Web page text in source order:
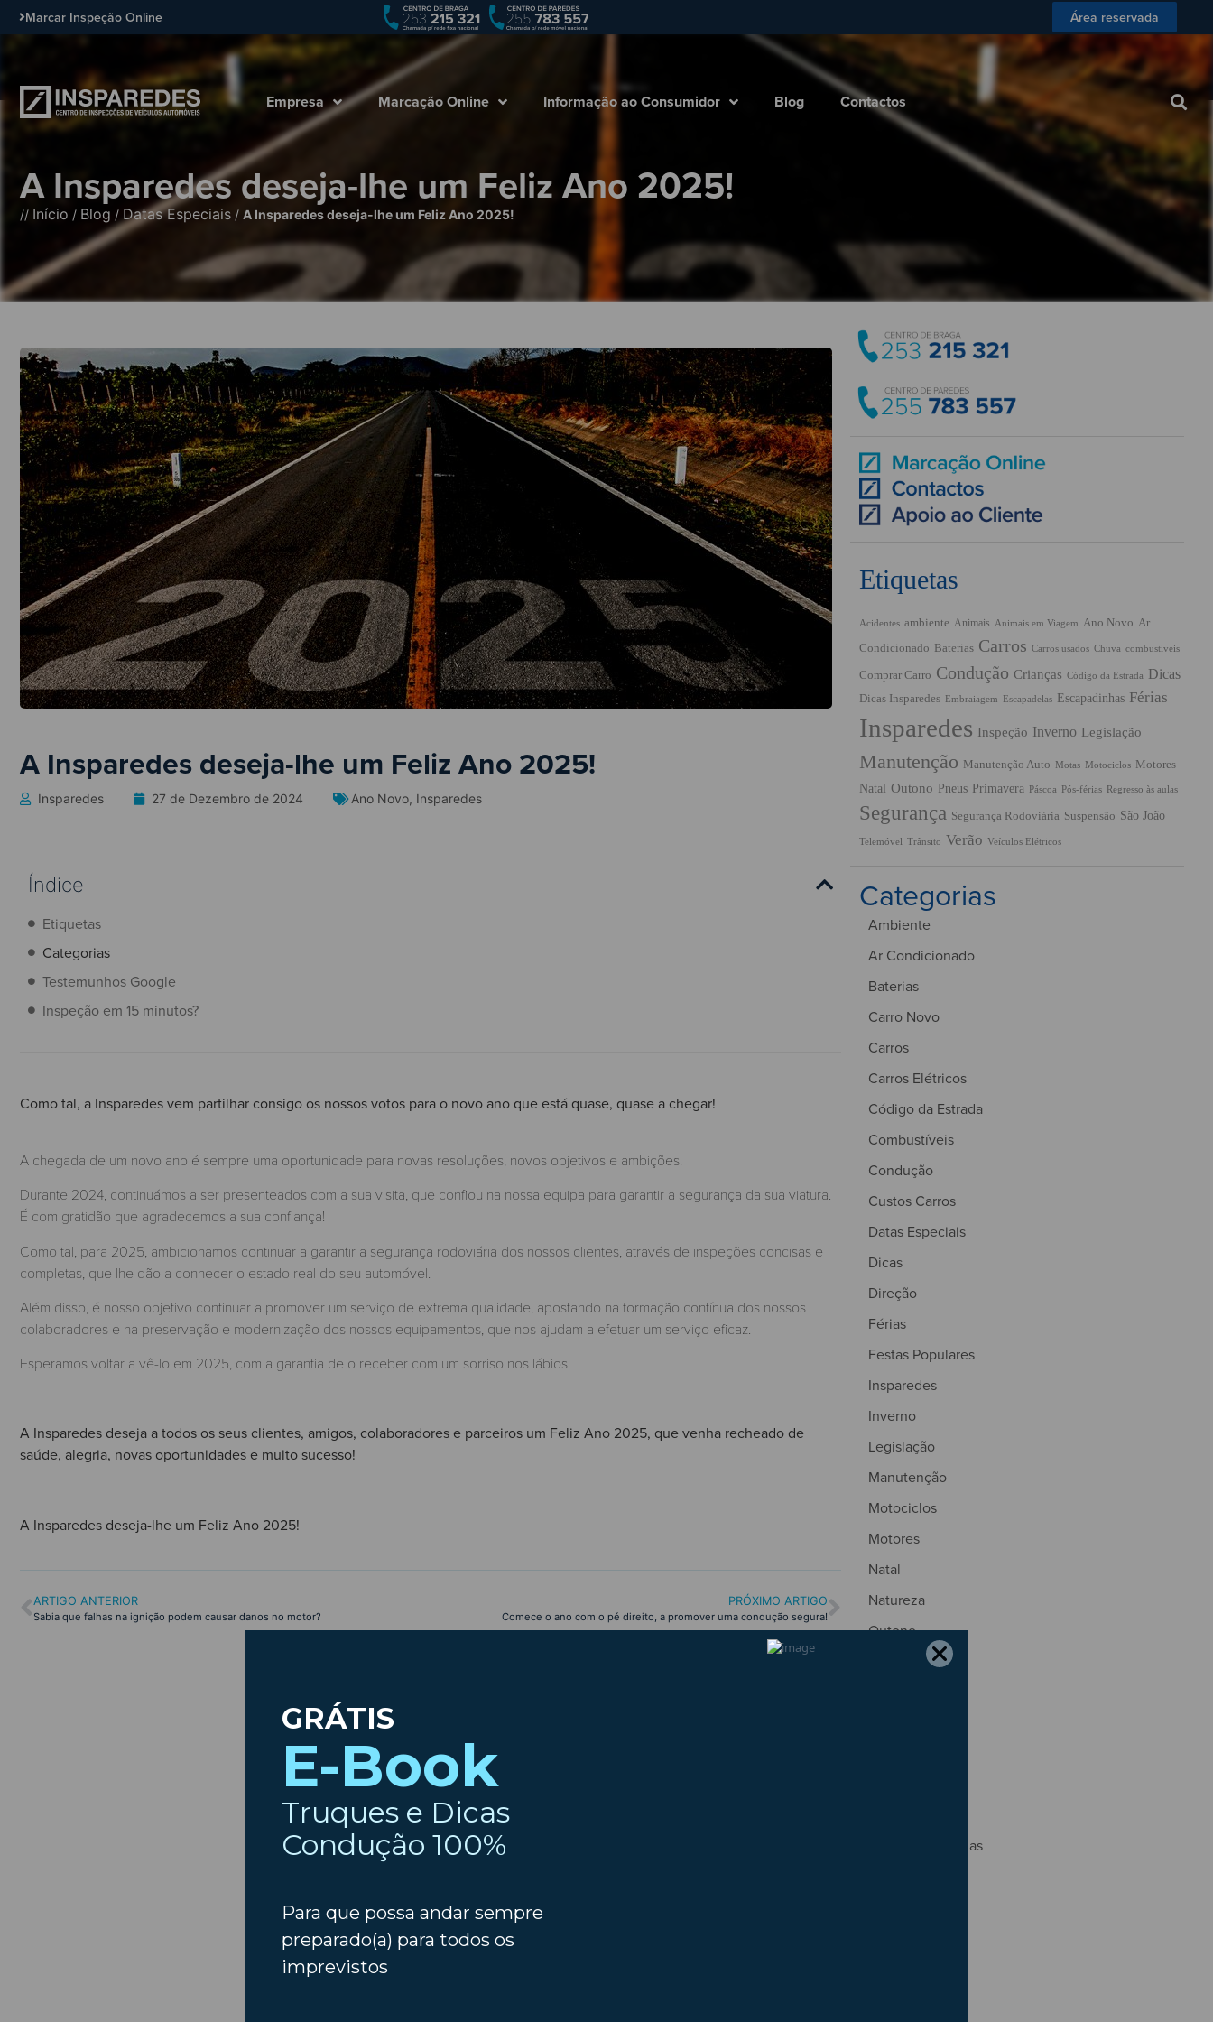
Marcar Inspeção Online Área reservada
Empresa Marcação Online Informação ao Consumidor Blog Contactos
Informação ao Consumidor Contactos
A Insparedes deseja-lhe um Feliz Ano 2025!
// Início / Blog / Datas Especiais / A Insparedes deseja-lhe um Feliz Ano 2025!
A Insparedes deseja-lhe um Feliz Ano 2025!
Insparedes 27 de Dezembro de 2024 Ano Novo, Insparedes
Índice
Etiquetas
Categorias
Testemunhos Google
Inspeção em 15 minutos?
Como tal, a Insparedes vem partilhar consigo os nossos votos para o novo ano que está quase, quase a chegar!
A chegada de um novo ano é sempre uma oportunidade para novas resoluções, novos objetivos e ambições.
Durante 2024, continuámos a ser presenteados com a sua visita, que confiou na nossa equipa para garantir a segurança da sua viatura.
É com gratidão que agradecemos a sua confiança!
Como tal, para 2025, ambicionamos continuar a garantir a segurança rodoviária dos nossos clientes, através de inspeções concisas e
completas, que lhe dão a conhecer o estado real do seu automóvel.
Além disso, é nosso objetivo continuar a promover um serviço de extrema qualidade, apostando na formação contínua dos nossos
colaboradores e na preservação e modernização dos nossos equipamentos, que nos ajudam a efetuar um serviço eficaz.
Esperamos voltar a vê-lo em 2025, com a garantia de o receber com um sorriso nos lábios!
A Insparedes deseja a todos os seus clientes, amigos, colaboradores e parceiros um Feliz Ano 2025, que venha recheado de
saúde, alegria, novas oportunidades e muito sucesso!
A Insparedes deseja-lhe um Feliz Ano 2025!
ARTIGO ANTERIOR
Sabia que falhas na ignição podem causar danos no motor?
PRÓXIMO ARTIGO
Comece o ano com o pé direito, a promover uma condução segura!
Etiquetas
Acidentes ambiente Animais Animais em Viagem Ano Novo Ar
Condicionado Baterias Carros Carros usados Chuva combustiveis
Comprar Carro Condução Crianças Código da Estrada Dicas
Dicas Insparedes Embraiagem Escapadelas Escapadinhas Férias
Insparedes Inspeção Inverno Legislação
Manutenção Manutenção Auto Motas Motociclos Motores
Natal Outono Pneus Primavera Páscoa Pós-férias Regresso às aulas
Segurança Segurança Rodoviária Suspensão São João
Telemóvel Trânsito Verão Veículos Elétricos
Categorias
Ambiente
Ar Condicionado
Baterias
Carro Novo
Carros
Carros Elétricos
Código da Estrada
Combustíveis
Condução
Custos Carros
Datas Especiais
Dicas
Direção
Férias
Festas Populares
Insparedes
Inverno
Legislação
Manutenção
Motociclos
Motores
Natal
Natureza
Outono
Regresso às Aulas